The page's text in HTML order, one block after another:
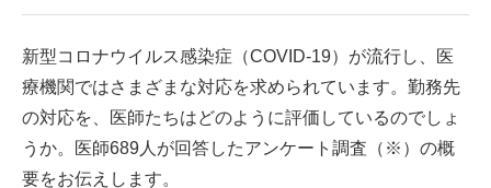
新型コロナウイルス感染症（COVID-19）が流行し、医
療機関ではさまざまな対応を求められています。勤務先
の対応を、医師たちはどのように評価しているのでしょ
うか。医師689人が回答したアンケート調査（※）の概
要をお伝えします。